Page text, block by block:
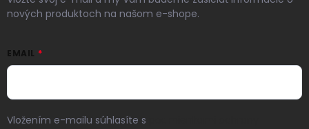
nových produktoch na našom e-shope.
EMAIL
Vložením e-mailu súhlasíte s